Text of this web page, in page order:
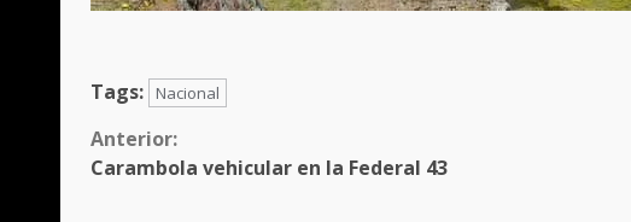
Tags: Nacional
Sigue
Anterior:
Carambola vehicular en la Federal 43